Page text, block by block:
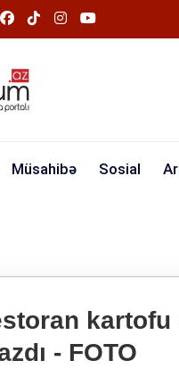
Müsahibə Sosial
kartofu
- FOTO